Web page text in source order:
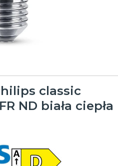
classic
ND biała ciepła